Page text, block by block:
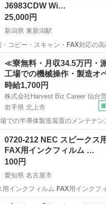
J6983CDW Wi…
25,000円
新潟県 東新潟駅
す。 印刷・コピー・スキャン・ FAX対応の高
東新潟駅 その他
≪寮無料・月収34.5万円・
工場での機械操作・製造オ
時給1,700円
株式会社Harvest Biz Career 仙台
岩手県 北上市
での半導体製造装置のメンテナンス
メモリの製造を行う工場で半導
安：2...
0720-212 NEC スピークス
FAX用インクフィルム …
100円
愛知県 名古屋市
用インクフィルム FAX用インクフ
市 電話、ＦＡＸ